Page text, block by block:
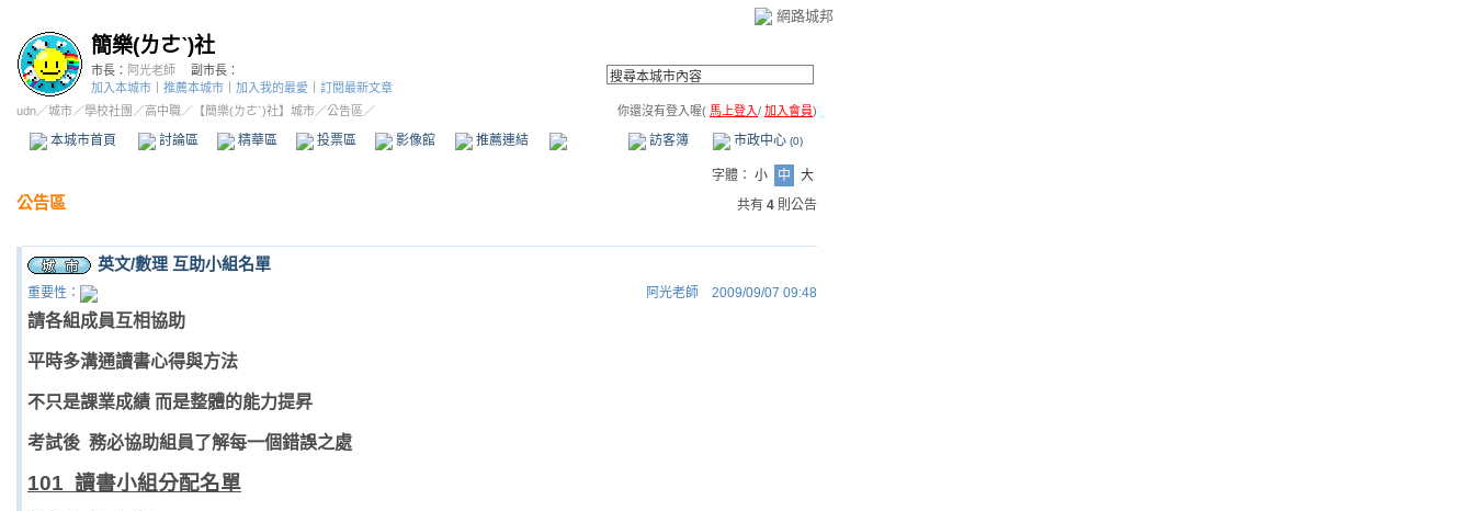
網路城邦
簡樂(ㄌㄜˋ)社
市長： 阿光老師
副市長：
加入本城市
推薦本城市 加入我的最愛
訂閱最新文章
udn／城市／學校社團 ／高中職／ 【簡樂(ㄌㄜˋ)社】城市／公告區／ 你還沒有登入喔( 馬上登入/ 加入會員)
本城市首頁 討論區 精華區 投票區 影像館 推薦連結 公告區 訪客簿 市政中心 (0)
字體： 小 中 大
公告區 共有 4 則公告
英文/數理 互助小組名單
重要性： 阿光老師 2009/09/07 09:48
請各組成員互相協助
平時多溝通讀書心得與方法
不只是課業成績 而是整體的能力提昇
考試後 務必協助組員了解每一個錯誤之處
101 讀書小組分配名單